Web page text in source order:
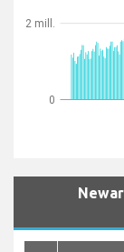
0
2 mill.